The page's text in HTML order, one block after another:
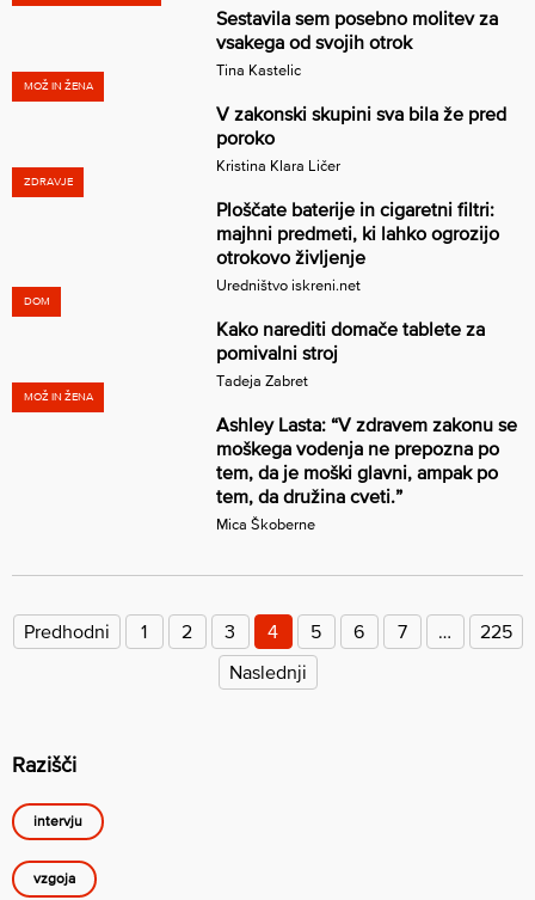
Sestavila sem posebno molitev za
vsakega od svojih otrok
Tina Kastelic
MOŽ IN ŽENA
V zakonski skupini sva bila že pred
poroko
Kristina Klara Ličer
ZDRAVJE
Ploščate baterije in cigaretni filtri:
majhni predmeti, ki lahko ogrozijo
otrokovo življenje
Uredništvo iskreni.net
DOM
Kako narediti domače tablete za
pomivalni stroj
Tadeja Zabret
MOŽ IN ŽENA
Ashley Lasta: “V zdravem zakonu se
moškega vodenja ne prepozna po
tem, da je moški glavni, ampak po
tem, da družina cveti.”
Mica Škoberne
prispevkov
Predhodni 1 2 3 4 5 6 7 …
225
Naslednji
Razišči
intervju
vzgoja